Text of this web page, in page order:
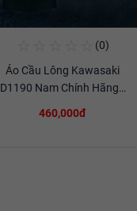
Xem chi tiết
(0)
Áo Cầu Lông Kawasaki
D1190 Nam Chính Hãng…
460,000đ